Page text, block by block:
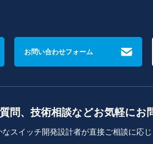
お問い合わせフォーム
問、技術相談などお気軽にお
スイッチ開発設計者が直接ご相談に応じ